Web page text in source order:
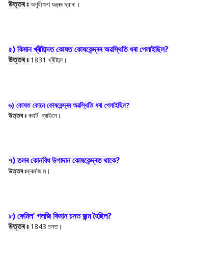
উত্তৰ ঃ অণুবীক্ষণ যন্ত্ৰৰ দ্বাৰা।
৫) কিমান খ্ৰীষ্টাব্দত কোষত কোষকেন্দ্ৰৰ অৱস্থিতি ধৰা পেলাইছিল?
উত্তৰ ঃ 1831 খ্ৰীষ্টাব্দ।
৬) কোষত কোনে কোষকেন্দ্ৰৰ অৱস্থিতি ধৰা পেলাইছিল?
উত্তৰ ঃৰবাৰ্ট 'ব্ৰাউনে।
৭) তলৰ কোনবিধ উপাদান কোষকেন্দ্ৰত থাকে?
উত্তৰ ঃক্ৰম'জ'ম।
৮) কেমিল' গলজি কিমান চনত জন্ম হৈছিল?
উত্তৰ ঃ 1843 চনত।